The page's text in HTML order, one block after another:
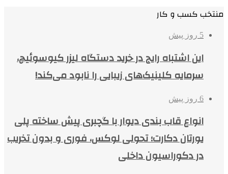
منتخب کسب و کار
5 روز پیش
این اشتباه رایج در خرید دستگاه لیزر کیوسوئیچ،
سرمایه کلینیک‌های زیبایی را نابود می‌کند!
6 روز پیش
انواع قاب بندی دیوار با گچبری پیش ساخته پلی
یورتان دکارت؛ تحولی لوکس، فوری و بدون تخریب
در دکوراسیون داخلی